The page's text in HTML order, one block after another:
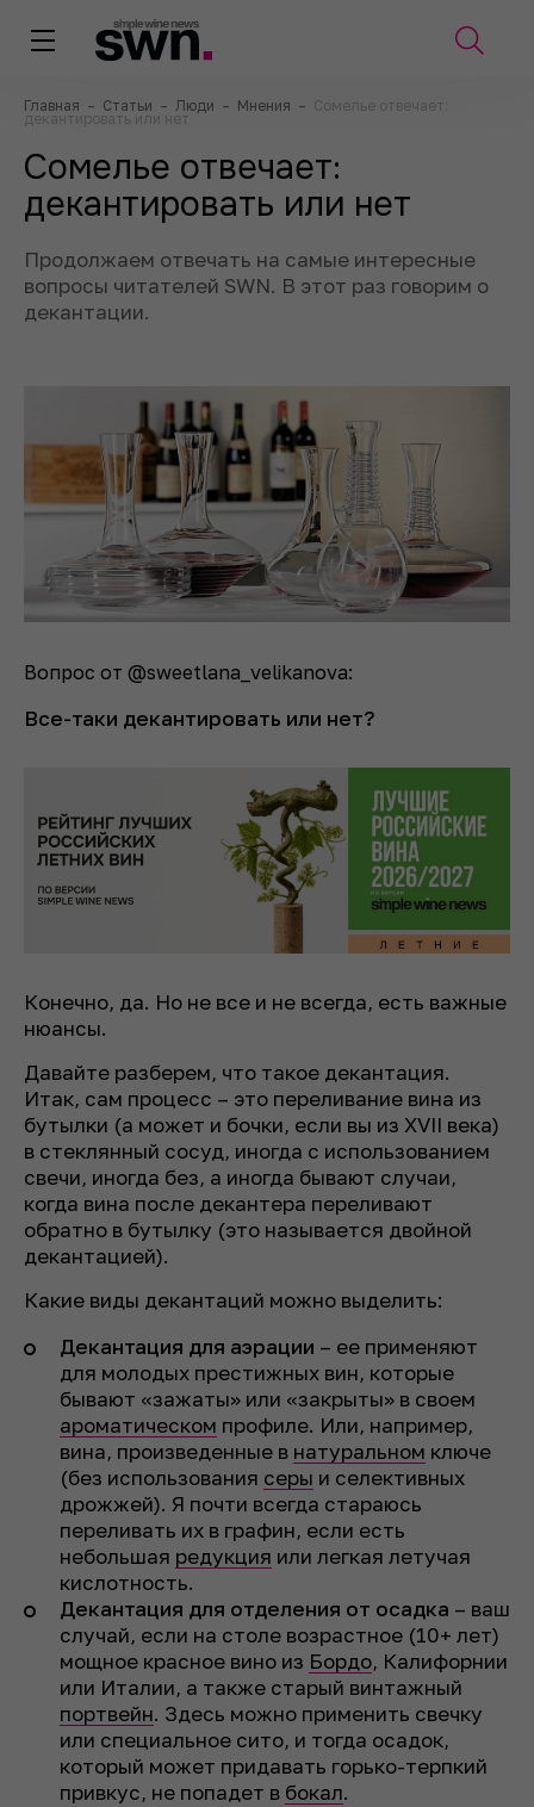
Главная – Статьи – Люди – Мнения – Сомелье отвечает:
декантировать или нет
Сомелье отвечает:
декантировать или нет
Продолжаем отвечать на самые интересные
вопросы читателей SWN. В этот раз говорим о
декантации.
Вопрос от @sweetlana_velikanova:
Все-таки декантировать или нет?
Конечно, да. Но не все и не всегда, есть важные
нюансы.
Давайте разберем, что такое декантация.
Итак, сам процесс – это переливание вина из
бутылки (а может и бочки, если вы из XVII века)
в стеклянный сосуд, иногда с использованием
свечи, иногда без, а иногда бывают случаи,
когда вина после декантера переливают
обратно в бутылку (это называется двойной
декантацией).
Какие виды декантаций можно выделить:
Декантация для аэрации – ее применяют
для молодых престижных вин, которые
бывают «зажаты» или «закрыты» в своем
ароматическом профиле. Или, например,
вина, произведенные в натуральном ключе
(без использования серы и селективных
дрожжей). Я почти всегда стараюсь
переливать их в графин, если есть
небольшая редукция или легкая летучая
кислотность.
Декантация для отделения от осадка – ваш
случай, если на столе возрастное (10+ лет)
мощное красное вино из Бордо, Калифорнии
или Италии, а также старый винтажный
портвейн. Здесь можно применить свечку
или специальное сито, и тогда осадок,
который может придавать горько-терпкий
привкус, не попадет в бокал.